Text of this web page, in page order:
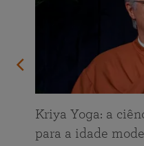
Kriya Yoga: a
para a idade